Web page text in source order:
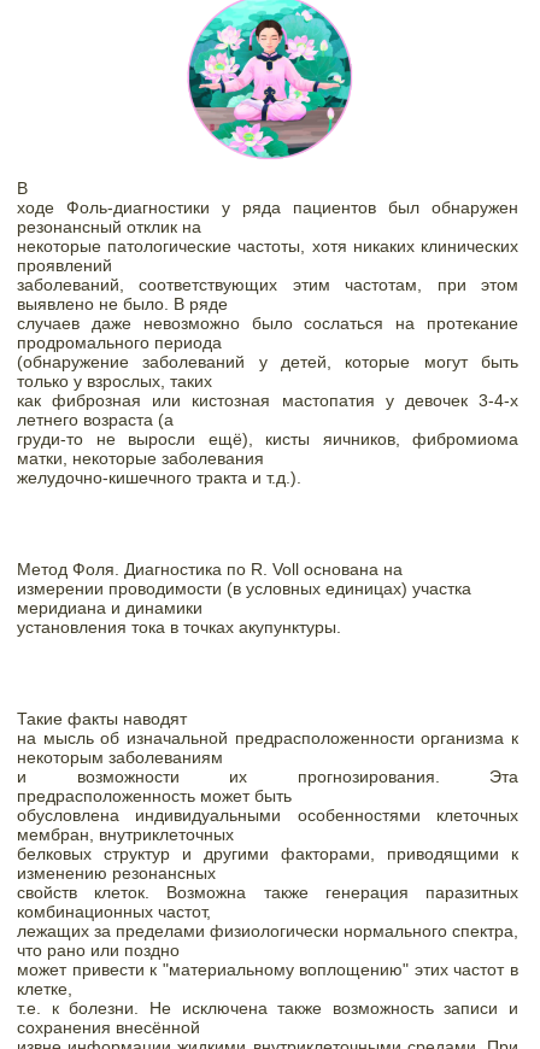
В
ходе Фоль-диагностики у ряда пациентов был обнаружен
резонансный отклик на
некоторые патологические частоты, хотя никаких клинических
проявлений
заболеваний, соответствующих этим частотам, при этом
выявлено не было. В ряде
случаев даже невозможно было сослаться на протекание
продромального периода
(обнаружение заболеваний у детей, которые могут быть
только у взрослых, таких
как фиброзная или кистозная мастопатия у девочек 3-4-х
летнего возраста (а
груди-то не выросли ещё), кисты яичников, фибромиома
матки, некоторые заболевания
желудочно-кишечного тракта и т.д.).
Метод Фоля. Диагностика по R. Voll основана на
измерении проводимости (в условных единицах) участка
меридиана и динамики
установления тока в точках акупунктуры.
Такие факты наводят
на мысль об изначальной предрасположенности организма к
некоторым заболеваниям
и возможности их прогнозирования. Эта
предрасположенность может быть
обусловлена индивидуальными особенностями клеточных
мембран, внутриклеточных
белковых структур и другими факторами, приводящими к
изменению резонансных
свойств клеток. Возможна также генерация паразитных
комбинационных частот,
лежащих за пределами физиологически нормального спектра,
что рано или поздно
может привести к "материальному воплощению" этих частот в
клетке,
т.е. к болезни. Не исключена также возможность записи и
сохранения внесённой